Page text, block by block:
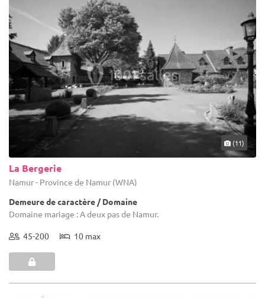
(11)
La Bergerie
Namur - Province de Namur (WNA)
Demeure de caractère / Domaine
Domaine mariage : A deux pas de Namur.
45-200 10 max